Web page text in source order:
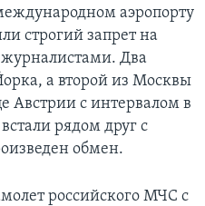
аэропорту
строгий запрет на
журналистами. Два
а второй из Москвы
Австрии с интервалом в
рядом друг с
обмен.
российского МЧС с